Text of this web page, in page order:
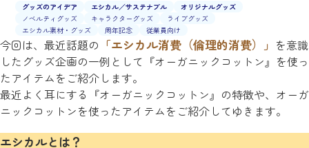
グッズのアイデア エシカル／サステナブル
オリジナルグッズ
ノベルティグッズ
キャラクターグッズ
ライブグッズ
エシカル素材・グッズ
周年記念 従業員向け
今回は、最近話題の 「エシカル消費（倫理的消費）」 を意識
したグッズ企画の一例として『オーガニックコットン』を使っ
たアイテムをご紹介します。
最近よく耳にする『オーガニックコットン』の特徴や、オーガ
ニックコットンを使ったアイテムをご紹介してゆきます。
エシカルとは？